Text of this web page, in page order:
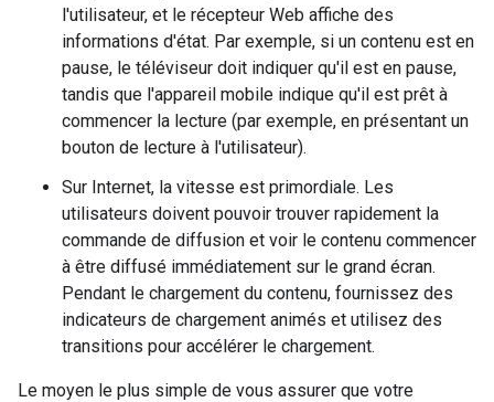
l'utilisateur, et le récepteur Web affiche des
informations d'état. Par exemple, si un contenu est en
pause, le téléviseur doit indiquer qu'il est en pause,
tandis que l'appareil mobile indique qu'il est prêt à
commencer la lecture (par exemple, en présentant un
bouton de lecture à l'utilisateur).
Sur Internet, la vitesse est primordiale. Les
utilisateurs doivent pouvoir trouver rapidement la
commande de diffusion et voir le contenu commencer
à être diffusé immédiatement sur le grand écran.
Pendant le chargement du contenu, fournissez des
indicateurs de chargement animés et utilisez des
transitions pour accélérer le chargement.
Le moyen le plus simple de vous assurer que votre